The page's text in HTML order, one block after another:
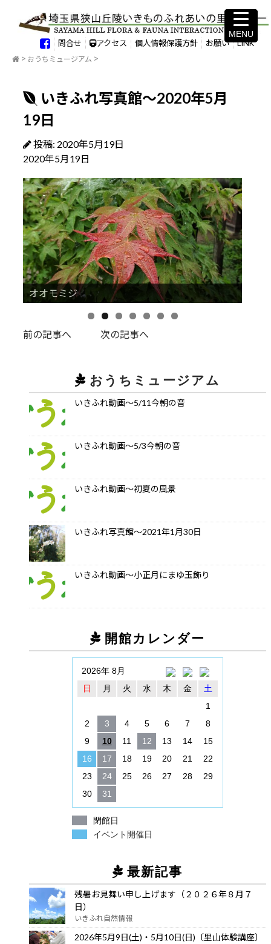
問合せ アクセス 個人情報保護方針 お願い LINK
おうちミュージアム
いきふれ写真館～2020年5月
19日
投稿: 2020年5月19日
2020年5月19日
オオモミジ
前の記事へ 次の記事へ
おうちミュージアム
いきふれ動画～5/11今朝の音
いきふれ動画～5/3今朝の音
いきふれ動画～初夏の風景
いきふれ写真館～2021年1月30日
いきふれ動画～小正月にまゆ玉飾り
開館カレンダー
2026年 8月
日
月 火 水 木 金
土
1
2
3 4 5 6 7
8
9
10 11 12 13 14
15
16
17 18 19 20 21
22
23
24 25 26 27 28
29
30
31
閉館日
イベント開催日
最新記事
残暑お見舞い申し上げます（２０２６年８月７
日）
いきふれ自然情報
2026年5月9日(土)・5月10日(日)〔里山体験講座〕
MENU
MENU